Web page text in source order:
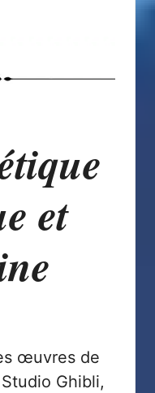
et
œuvres de
Ghibli,